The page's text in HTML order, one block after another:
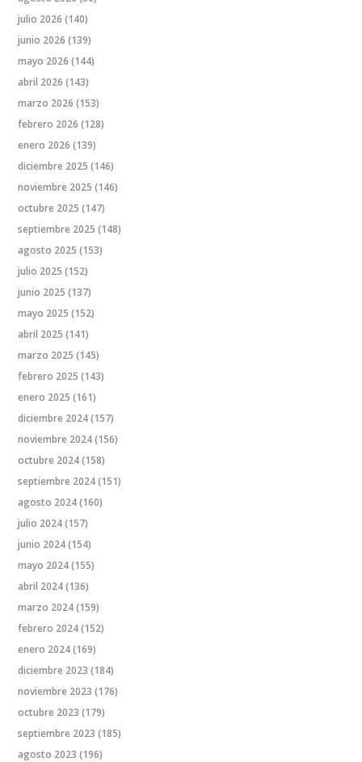
julio 2026 (140)
junio 2026 (139)
mayo 2026 (144)
abril 2026 (143)
marzo 2026 (153)
febrero 2026 (128)
enero 2026 (139)
diciembre 2025 (146)
noviembre 2025 (146)
octubre 2025 (147)
septiembre 2025 (148)
agosto 2025 (153)
julio 2025 (152)
junio 2025 (137)
mayo 2025 (152)
abril 2025 (141)
marzo 2025 (145)
febrero 2025 (143)
enero 2025 (161)
diciembre 2024(157)
noviembre 2024(156)
octubre 2024(158)
septiembre 2024(151)
agosto 2024(160)
julio 2024(157)
junio 2024(154)
mayo 2024(155)
abril 2024(136)
marzo 2024(159)
febrero 2024(152)
enero 2024(169)
diciembre 2023 (184)
noviembre 2023 (176)
octubre 2023 (179)
septiembre 2023 (185)
agosto 2023 (196)